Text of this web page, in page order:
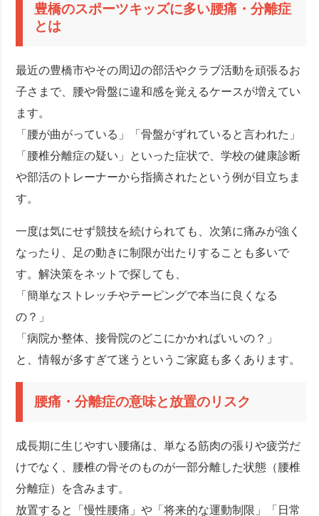
豊橋のスポーツキッズに多い腰痛・分離症
とは
最近の豊橋市やその周辺の部活やクラブ活動を頑張るお
子さまで、腰や骨盤に違和感を覚えるケースが増えてい
ます。
「腰が曲がっている」「骨盤がずれていると言われた」
「腰椎分離症の疑い」といった症状で、学校の健康診断
や部活のトレーナーから指摘されたという例が目立ちま
す。
一度は気にせず競技を続けられても、次第に痛みが強く
なったり、足の動きに制限が出たりすることも多いで
す。解決策をネットで探しても、
「簡単なストレッチやテーピングで本当に良くなる
の？」
「病院か整体、接骨院のどこにかかればいいの？」
と、情報が多すぎて迷うというご家庭も多くあります。
腰痛・分離症の意味と放置のリスク
成長期に生じやすい腰痛は、単なる筋肉の張りや疲労だ
けでなく、腰椎の骨そのものが一部分離した状態（腰椎
分離症）を含みます。
放置すると「慢性腰痛」や「将来的な運動制限」「日常